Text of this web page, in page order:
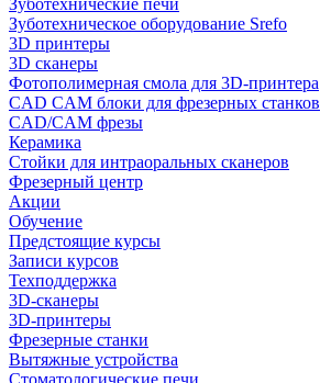
Зуботехнические печи
Зуботехническое оборудование Srefo
3D принтеры
3D сканеры
Фотополимерная смола для 3D-принтера
CAD CAM блоки для фрезерных станков
CAD/CAM фрезы
Керамика
Стойки для интраоральных сканеров
Фрезерный центр
Акции
Обучение
Предстоящие курсы
Записи курсов
Техподдержка
3D-сканеры
3D-принтеры
Фрезерные станки
Вытяжные устройства
Стоматологические печи